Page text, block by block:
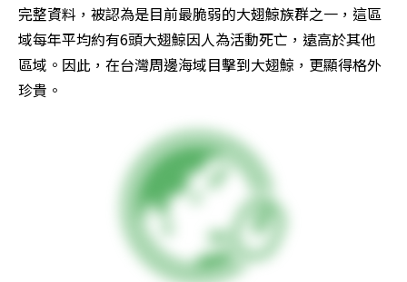
完整資料，被認為是目前最脆弱的大翅鯨族群之一，這區
域每年平均約有6頭大翅鯨因人為活動死亡，遠高於其他
區域。因此，在台灣周邊海域目擊到大翅鯨，更顯得格外
珍貴。